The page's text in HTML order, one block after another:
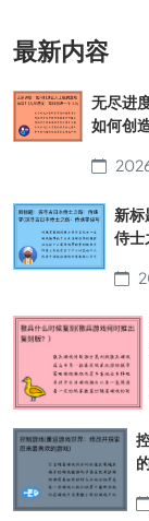
最新内容
无尽进
如何创
新
侍士